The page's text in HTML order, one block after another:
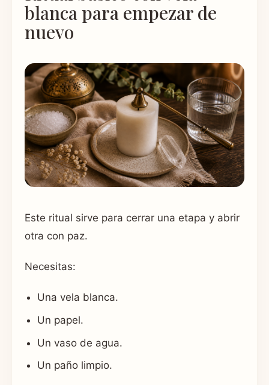
blanca para empezar de
nuevo
Este ritual sirve para cerrar una etapa y abrir
otra con paz.
Necesitas:
Una vela blanca.
Un papel.
Un vaso de agua.
Un paño limpio.